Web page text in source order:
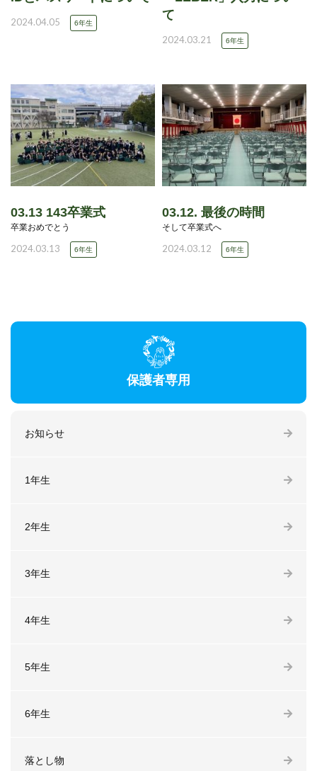
2024.04.05 6年生
て
2024.03.21 6年生
03.13 143卒業式
卒業おめでとう
2024.03.13 6年生
03.12. 最後の時間
そして卒業式へ
2024.03.12 6年生
保護者専用
お知らせ
1年生
2年生
3年生
4年生
5年生
6年生
落とし物